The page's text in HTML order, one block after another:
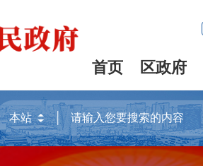
首页 区政府